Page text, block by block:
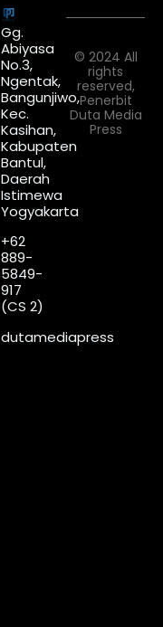
Gg.
Abiyasa
No.3,
Ngentak,
Bangunjiwo,
Kec.
Kasihan,
Kabupaten
Bantul,
Daerah
Istimewa
Yogyakarta
+62
889-
5849-
917
(CS 2)
dutamediapress
© 2024 All
rights
reserved,
Penerbit
Duta Media
Press